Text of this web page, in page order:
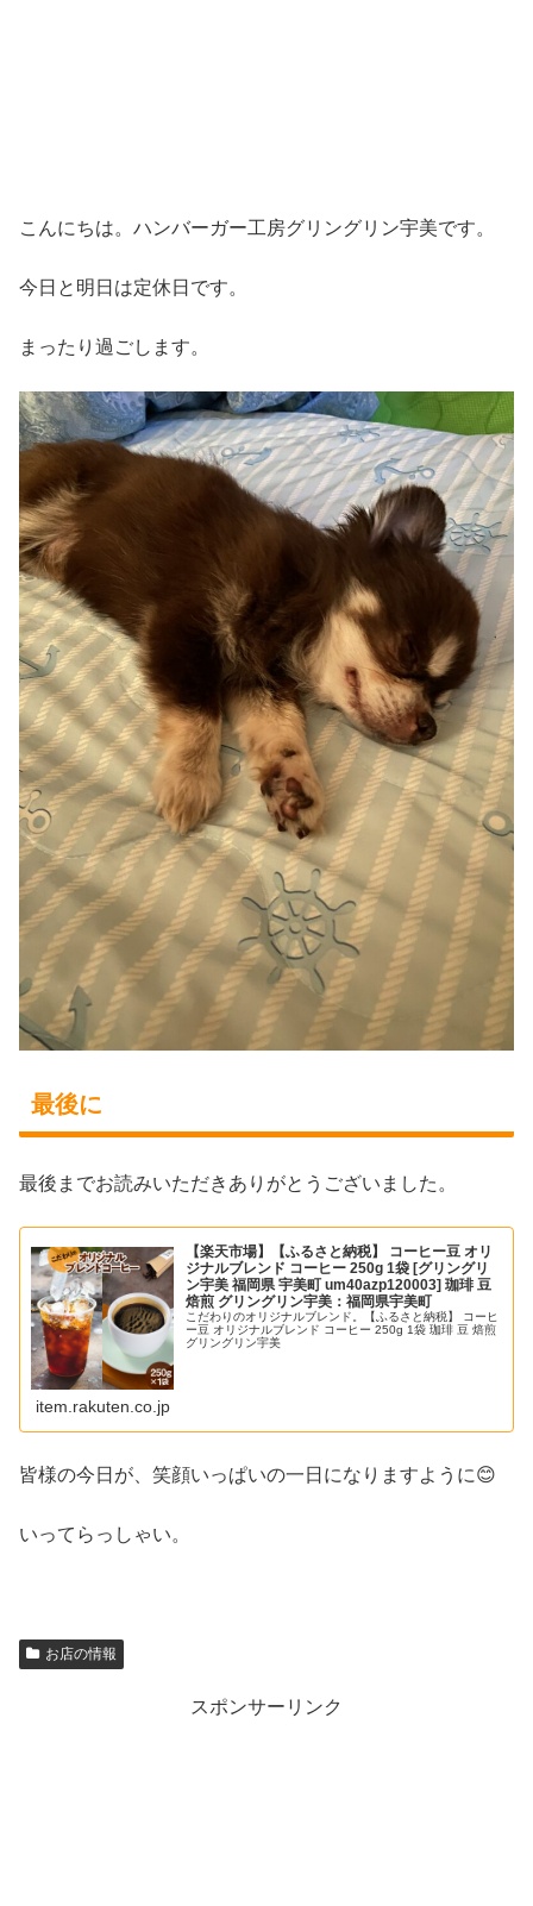
こんにちは。ハンバーガー工房グリングリン宇美です。
今日と明日は定休日です。
まったり過ごします。
最後に
最後までお読みいただきありがとうございました。
【楽天市場】【ふるさと納税】 コーヒー豆 オリ
ジナルブレンド コーヒー 250g 1袋 [グリングリ
ン宇美 福岡県 宇美町 um40azp120003] 珈琲 豆
焙煎 グリングリン宇美：福岡県宇美町
こだわりのオリジナルブレンド。【ふるさと納税】 コーヒ
ー豆 オリジナルブレンド コーヒー 250g 1袋 珈琲 豆 焙煎
グリングリン宇美
item.rakuten.co.jp
皆様の今日が、笑顔いっぱいの一日になりますように😊
いってらっしゃい。
お店の情報
スポンサーリンク